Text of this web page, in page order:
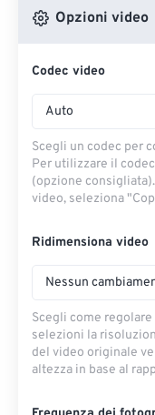
Opzioni video
Codec video
Auto
Scegli un codec per
Per utilizzare il
(opzione
video, seleziona
Ridimensiona video
Nessun
Scegli come
selezioni la
del video originale
altezza in base al